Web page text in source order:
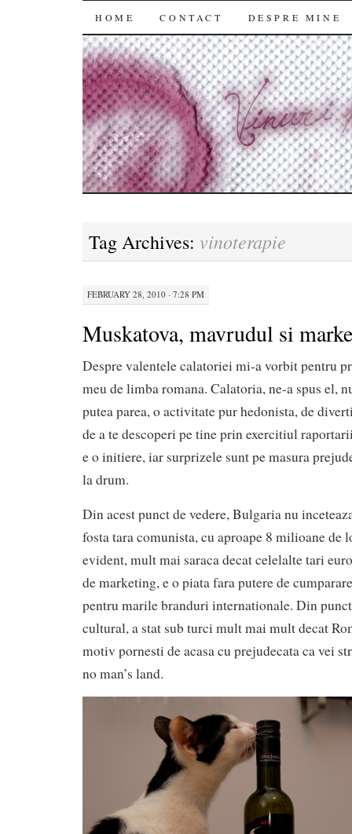
SKIP
TO
CONTENT
HOME CONTACT DESPRE MINE
Tag Archives: vinoterapie
FEBRUARY 28, 2010 · 7:28 PM
Muskatova, mavrudul si
Despre valentele calatoriei mi-a vorbit pentru
meu de limba romana. Calatoria, ne-a spus el,
putea parea, o activitate pur hedonista, de
de a te descoperi pe tine prin exercitiul
e o initiere, iar surprizele sunt pe masura
la drum.
Din acest punct de vedere, Bulgaria nu
fosta tara comunista, cu aproape 8 milioane de
evident, mult mai saraca decat celelalte tari
de marketing, e o piata fara putere de
pentru marile branduri internationale. Din
cultural, a stat sub turci mult mai mult decat
motiv pornesti de acasa cu prejudecata ca vei
no man’s land.